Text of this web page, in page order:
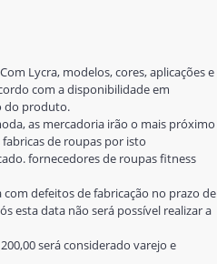
Lycra, modelos, cores, aplicações e
com a disponibilidade em
do produto.
as mercadoria irão o mais próximo
de roupas por isto
fornecedores de roupas fitness
com defeitos de fabricação no prazo de
esta data não será possível realizar a
será considerado varejo e